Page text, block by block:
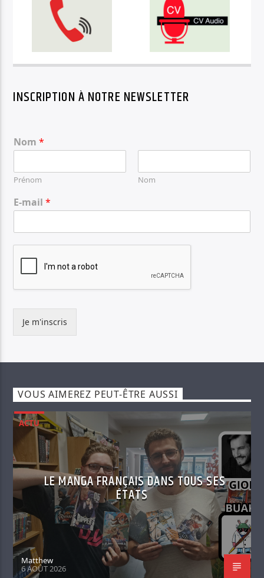
INSCRIPTION À NOTRE NEWSLETTER
Nom*
Prénom Nom
E-mail*
Je m'inscris
VOUS AIMEREZ PEUT-ÊTRE AUSSI
ACTU
LE MANGA FRANÇAIS DANS TOUS SES
ÉTATS
Matthew
6 AOÛT 2026